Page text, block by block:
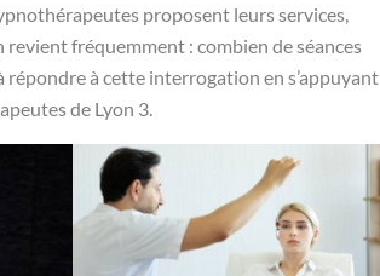
proposent leurs services,
fréquemment : combien de séances
à cette interrogation en s’appuyant
de Lyon 3.